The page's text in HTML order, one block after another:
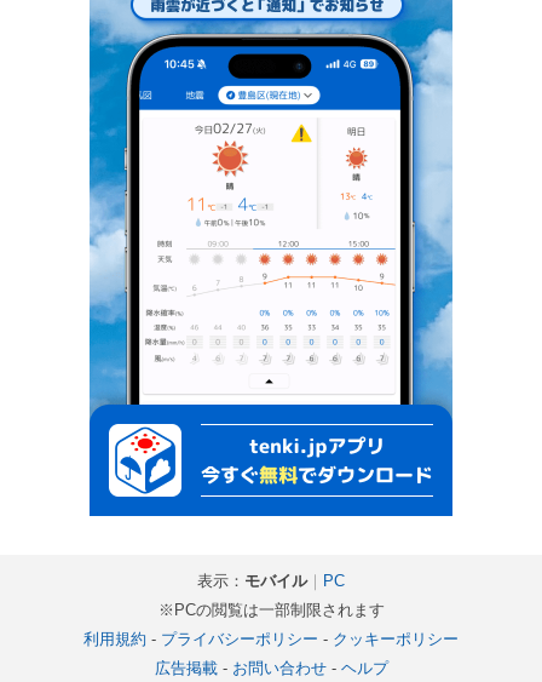
表示： モバイル｜ PC
※PCの閲覧は一部制限されます
利用規約 - プライバシーポリシー - クッキーポリシー
広告掲載- お問い合わせ- ヘルプ